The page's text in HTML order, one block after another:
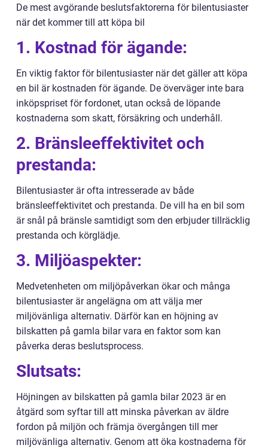
De mest avgörande beslutsfaktorerna för bilentusiaster
när det kommer till att köpa bil
1. Kostnad för ägande:
En viktig faktor för bilentusiaster när det gäller att köpa
en bil är kostnaden för ägande. De överväger inte bara
inköpspriset för fordonet, utan också de löpande
kostnaderna som skatt, försäkring och underhåll.
2. Bränsleeffektivitet och
prestanda:
Bilentusiaster är ofta intresserade av både
bränsleeffektivitet och prestanda. De vill ha en bil som
är snål på bränsle samtidigt som den erbjuder tillräcklig
prestanda och körglädje.
3. Miljöaspekter:
Medvetenheten om miljöpåverkan ökar och många
bilentusiaster är angelägna om att välja mer
miljövänliga alternativ. Därför kan en höjning av
bilskatten på gamla bilar vara en faktor som kan
påverka deras beslutsprocess.
Slutsats:
Höjningen av bilskatten på gamla bilar 2023 är en
åtgärd som syftar till att minska påverkan av äldre
fordon på miljön och främja övergången till mer
miljövänliga alternativ. Genom att öka kostnaderna för